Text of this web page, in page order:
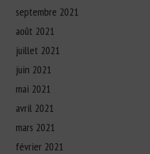
septembre 2021
août 2021
juillet 2021
juin 2021
mai 2021
avril 2021
mars 2021
février 2021